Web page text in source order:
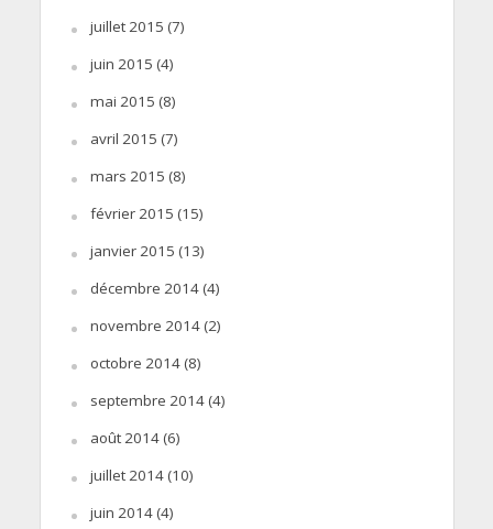
juillet 2015 (7)
juin 2015 (4)
mai 2015 (8)
avril 2015 (7)
mars 2015 (8)
février 2015 (15)
janvier 2015 (13)
décembre 2014(4)
novembre 2014(2)
octobre 2014(8)
septembre 2014(4)
août 2014(6)
juillet 2014(10)
juin 2014(4)